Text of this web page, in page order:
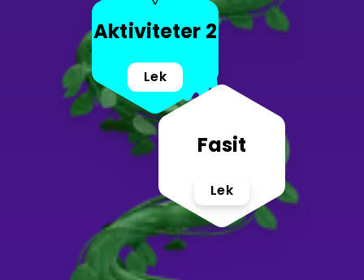
Aktiviteter 2
Lek
Fasit
Lek